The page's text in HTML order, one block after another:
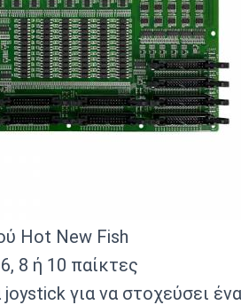
Hot New Fish
8 ή 10 παίκτες
για να στοχεύσει